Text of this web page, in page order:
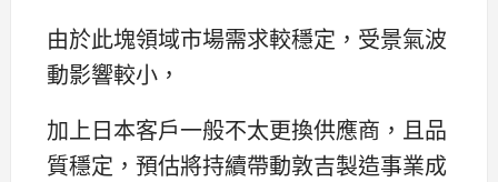
由於此塊領域市場需求較穩定，受景氣波
動影響較小，
加上日本客戶一般不太更換供應商，且品
質穩定，預估將持續帶動敦吉製造事業成